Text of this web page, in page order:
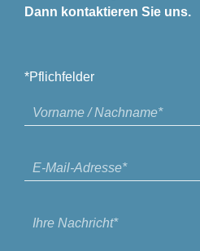
Dann kontaktieren Sie uns.
*Pflichfelder